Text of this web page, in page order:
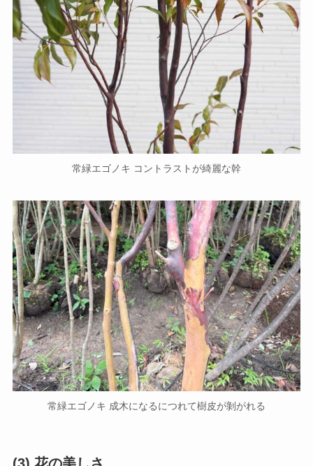
常緑エゴノキ コントラストが綺麗な幹
常緑エゴノキ 成木になるにつれて樹皮が剝がれる